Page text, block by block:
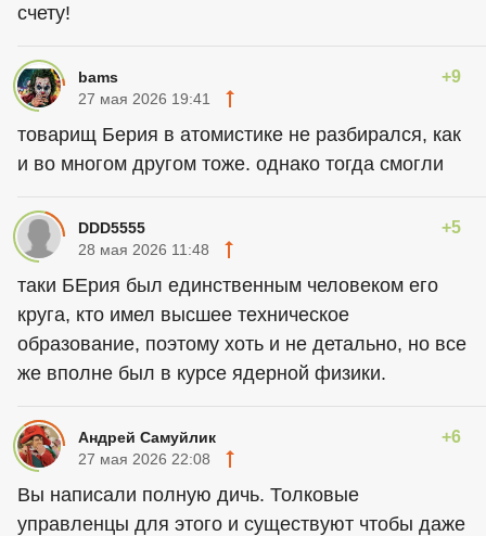
счету!
bams +9
27 мая 2026 19:41
товарищ Берия в атомистике не разбирался, как
и во многом другом тоже. однако тогда смогли
DDD5555 +5
28 мая 2026 11:48
таки БЕрия был единственным человеком его
круга, кто имел высшее техническое
образование, поэтому хоть и не детально, но все
же вполне был в курсе ядерной физики.
Андрей Самуйлик +6
27 мая 2026 22:08
Вы написали полную дичь. Толковые
управленцы для этого и существуют чтобы даже